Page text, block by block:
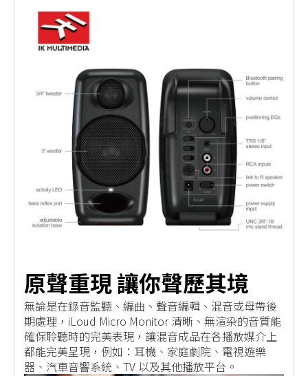
原聲重現 讓你聲歷其境
無論是在錄音監聽、編曲、聲音編輯、混音或母帶後
期處理，iLoud Micro Monitor 清晰、無渲染的音質能
確保聆聽時的完美表現，讓混音成品在各播放媒介上
都能完美呈現，例如：耳機、家庭劇院、電視遊樂
器、汽車音響系統、TV 以及其他播放平台。